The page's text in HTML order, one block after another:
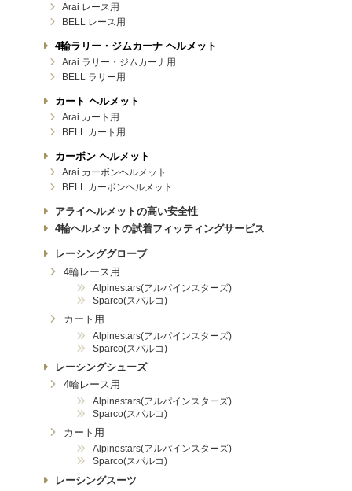
Arai レース用
BELL レース用
4輪ラリー・ジムカーナ ヘルメット
Arai ラリー・ジムカーナ用
BELL ラリー用
カート ヘルメット
Arai カート用
BELL カート用
カーボン ヘルメット
Arai カーボンヘルメット
BELL カーボンヘルメット
アライヘルメットの高い安全性
4輪ヘルメットの試着フィッティングサービス
レーシンググローブ
4輪レース用
Alpinestars(アルパインスターズ)
Sparco(スパルコ)
カート用
Alpinestars(アルパインスターズ)
Sparco(スパルコ)
レーシングシューズ
4輪レース用
Alpinestars(アルパインスターズ)
Sparco(スパルコ)
カート用
Alpinestars(アルパインスターズ)
Sparco(スパルコ)
レーシングスーツ